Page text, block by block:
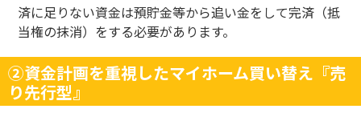
済に足りない資金は預貯金等から追い金をして完済（抵
当権の抹消）をする必要があります。
②資金計画を重視したマイホーム買い替え『売
り先行型』